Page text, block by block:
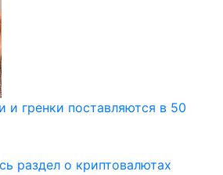
и гренки поставляются в 50